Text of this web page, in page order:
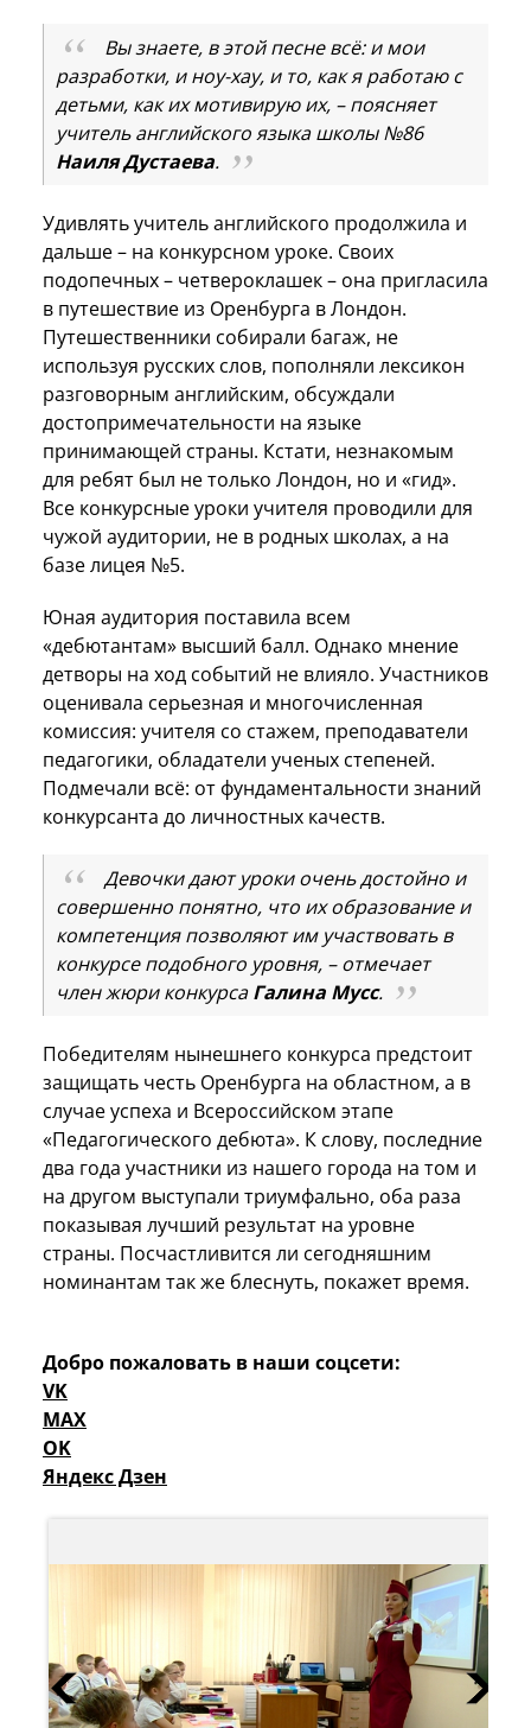
Вы знаете, в этой песне всё: и мои
разработки, и ноу-хау, и то, как я работаю с
детьми, как их мотивирую их, – поясняет
учитель английского языка школы №86
Наиля Дустаева.
Удивлять учитель английского продолжила и
дальше – на конкурсном уроке. Своих
подопечных – четвероклашек – она пригласила
в путешествие из Оренбурга в Лондон.
Путешественники собирали багаж, не
используя русских слов, пополняли лексикон
разговорным английским, обсуждали
достопримечательности на языке
принимающей страны. Кстати, незнакомым
для ребят был не только Лондон, но и «гид».
Все конкурсные уроки учителя проводили для
чужой аудитории, не в родных школах, а на
базе лицея №5.
Юная аудитория поставила всем
«дебютантам» высший балл. Однако мнение
детворы на ход событий не влияло. Участников
оценивала серьезная и многочисленная
комиссия: учителя со стажем, преподаватели
педагогики, обладатели ученых степеней.
Подмечали всё: от фундаментальности знаний
конкурсанта до личностных качеств.
Девочки дают уроки очень достойно и
совершенно понятно, что их образование и
компетенция позволяют им участвовать в
конкурсе подобного уровня, – отмечает
член жюри конкурсаГалина Мусс.
Победителям нынешнего конкурса предстоит
защищать честь Оренбурга на областном, а в
случае успеха и Всероссийском этапе
«Педагогического дебюта». К слову, последние
два года участники из нашего города на том и
на другом выступали триумфально, оба раза
показывая лучший результат на уровне
страны. Посчастливится ли сегодняшним
номинантам так же блеснуть, покажет время.
Добро пожаловать в наши соцсети:
VK
MAX
OK
Яндекс Дзен